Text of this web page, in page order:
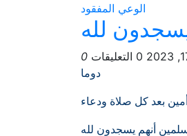
الوعي المفقود
لله
0 التعليقات 0
دوما
بعد كل صلاة ودعاء
أنهم يسجدون لله